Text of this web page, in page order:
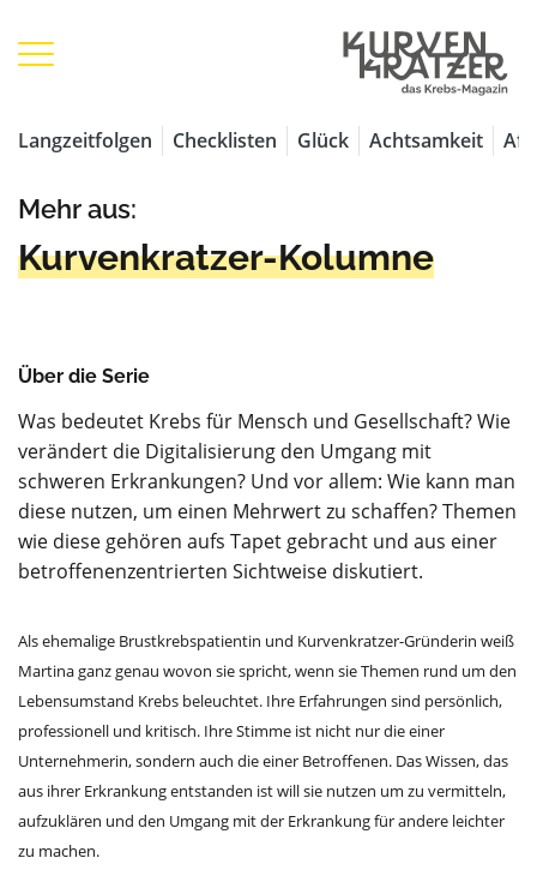
Langzeitfolgen Checklisten Glück Achtsamkeit
Mehr aus:
Kurvenkratzer-Kolumne
Über die Serie
Was bedeutet Krebs für Mensch und Gesellschaft? Wie
verändert die Digitalisierung den Umgang mit
schweren Erkrankungen? Und vor allem: Wie kann man
diese nutzen, um einen Mehrwert zu schaffen? Themen
wie diese gehören aufs Tapet gebracht und aus einer
betroffenenzentrierten Sichtweise diskutiert.
Als ehemalige Brustkrebspatientin und Kurvenkratzer-Gründerin weiß
Martina ganz genau wovon sie spricht, wenn sie Themen rund um den
Lebensumstand Krebs beleuchtet. Ihre Erfahrungen sind persönlich,
professionell und kritisch. Ihre Stimme ist nicht nur die einer
Unternehmerin, sondern auch die einer Betroffenen. Das Wissen, das
aus ihrer Erkrankung entstanden ist will sie nutzen um zu vermitteln,
aufzuklären und den Umgang mit der Erkrankung für andere leichter
zu machen.